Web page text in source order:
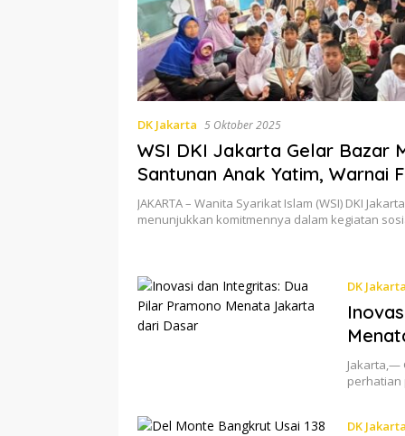
DK Jakarta 5 Oktober 2025
WSI DKI Jakarta Gelar Bazar
Santunan Anak Yatim, Warnai
Berkah di Tebet
JAKARTA – Wanita Syarikat Islam (WSI) DKI
menunjukkan komitmennya dalam kegiatan
DK Jakarta
Jakarta,—
perhatian
DK Jakarta